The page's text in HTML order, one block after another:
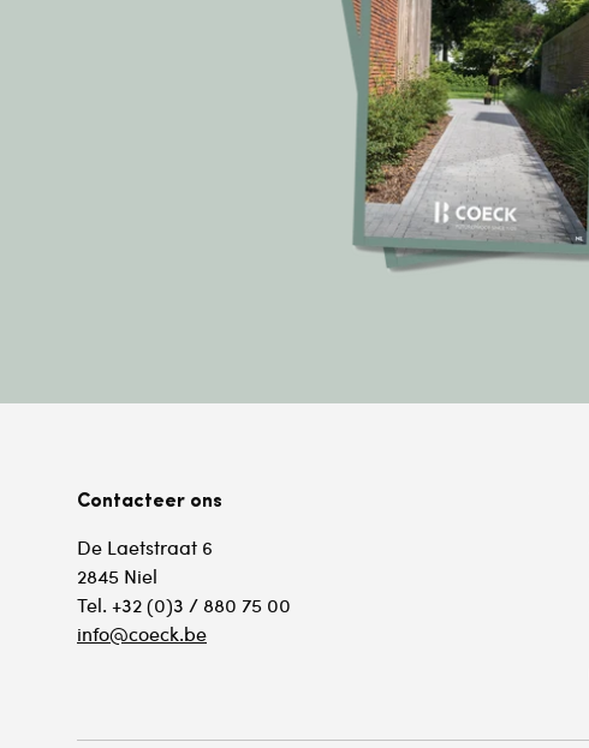
Contacteer ons
De Laetstraat 6
2845 Niel
Tel. +32 (0)3 / 880 75 00
info@coeck.be